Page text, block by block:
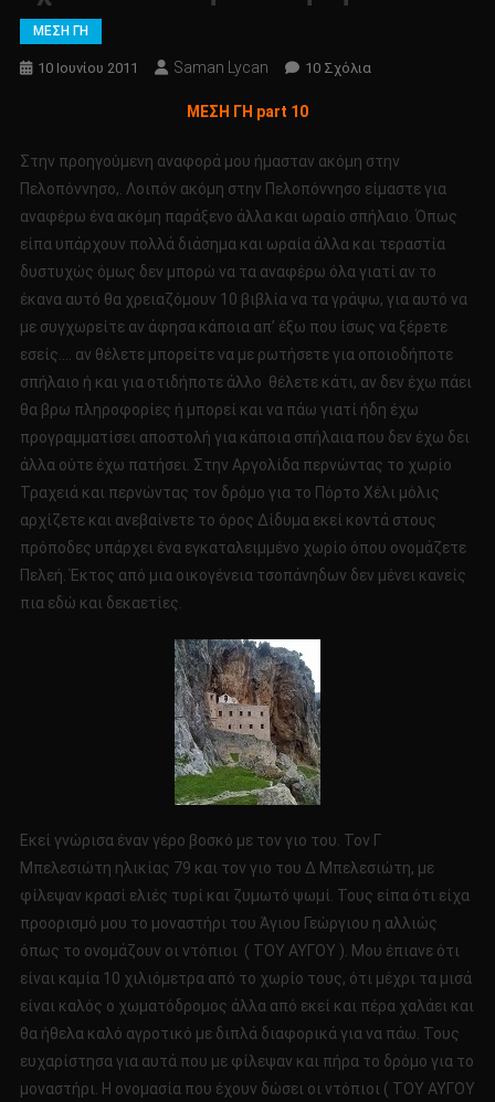
ΜΕΣΗ ΓΗ
10 Ιουνίου 2011 Saman Lycan 10 ΣχόλιαΣτο
Μέση
Γη
Part
10
ΜΕΣΗ ΓΗ part 10
Στην προηγούμενη αναφορά μου ήμασταν ακόμη στην
Πελοπόννησο,. Λοιπόν ακόμη στην Πελοπόννησο είμαστε για
αναφέρω ένα ακόμη παράξενο άλλα και ωραίο σπήλαιο. Όπως
είπα υπάρχουν πολλά διάσημα και ωραία άλλα και τεραστία
δυστυχώς όμως δεν μπορώ να τα αναφέρω όλα γιατί αν το
έκανα αυτό θα χρειαζόμουν 10 βιβλία να τα γράψω, για αυτό να
με συγχωρείτε αν άφησα κάπoια απ’ έξω που ίσως να ξέρετε
εσείς…. αν θέλετε μπορείτε να με ρωτήσετε για οποιοδήποτε
σπήλαιο ή και για οτιδήποτε άλλο θέλετε κάτι, αν δεν έχω πάει
θα βρω πληροφορίες ή μπορεί και να πάω γιατί ήδη έχω
προγραμματίσει αποστολή για κάποια σπήλαια που δεν έχω δει
άλλα ούτε έχω πατήσει. Στην Αργολίδα περνώντας το χωρίο
Τραχειά και περνώντας τον δρόμο για το Πόρτο Χέλι μόλις
αρχίζετε και ανεβαίνετε το όρος Δίδυμα εκεί κοντά στους
πρόποδες υπάρχει ένα εγκαταλειμμένο χωρίο όπου ονομάζετε
Πελεή. Έκτος από μια οικογένεια τσοπάνηδων δεν μένει κανείς
πια εδώ και δεκαετίες.
Εκεί γνώρισα έναν γέρο βοσκό με τον γιο του. Τον Γ
Μπελεσιώτη ηλικίας 79 και τον γιο του Δ Μπελεσιώτη, με
φίλεψαν κρασί ελιές τυρί και ζυμωτό ψωμί. Τους είπα ότι είχα
προορισμό μου το μοναστήρι του Άγιου Γεώργιου η αλλιώς
όπως το ονομάζουν οι ντόπιοι ( ΤΟΥ ΑΥΓΟΥ ). Μου έπιανε ότι
είναι καμία 10 χιλιόμετρα από το χωρίο τους, ότι μέχρι τα μισά
είναι καλός ο χωματόδρομος άλλα από εκεί και πέρα χαλάει και
θα ήθελα καλό αγροτικό με διπλά διαφορικά για να πάω. Τους
ευχαρίστησα για αυτά που με φίλεψαν και πήρα το δρόμο για το
μοναστήρι. Η ονομασία που έχουν δώσει οι ντόπιοι ( ΤΟΥ ΑΥΓΟΥ